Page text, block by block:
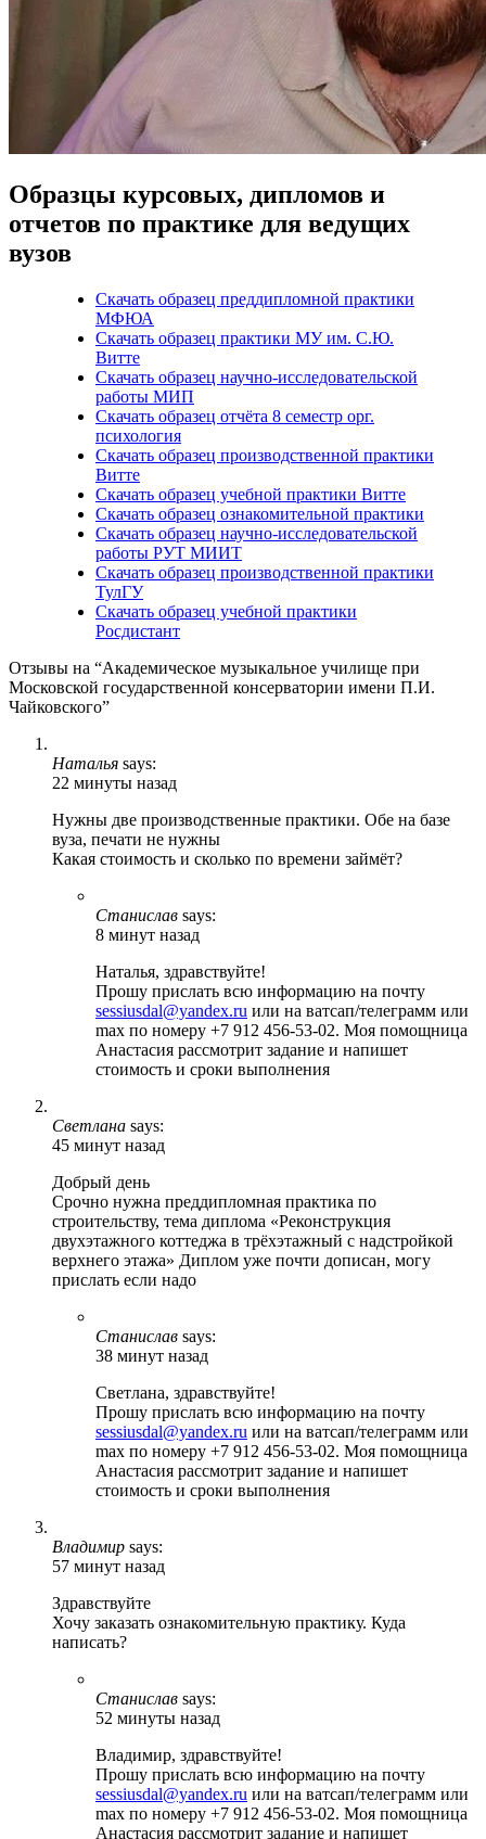
Образцы курсовых, дипломов и
отчетов по практике для ведущих
вузов
Скачать образец преддипломной практики
МФЮА
Скачать образец практики МУ им. С.Ю.
Витте
Скачать образец научно-исследовательской
работы МИП
Скачать образец отчёта 8 семестр орг.
психология
Скачать образец производственной практики
Витте
Скачать образец учебной практики Витте
Скачать образец ознакомительной практики
Скачать образец научно-исследовательской
работы РУТ МИИТ
Скачать образец производственной практики
ТулГУ
Скачать образец учебной практики
Росдистант
Отзывы на “Академическое музыкальное училище при
Московской государственной консерватории имени П.И.
Чайковского”
Наталья says:
22 минуты назад
Нужны две производственные практики. Обе на базе
вуза, печати не нужны
Какая стоимость и сколько по времени займёт?
Станислав says:
8 минут назад
Наталья, здравствуйте!
Прошу прислать всю информацию на почту
sessiusdal@yandex.ru или на ватсап/телеграмм или
max по номеру +7 912 456-53-02. Моя помощница
Анастасия рассмотрит задание и напишет
стоимость и сроки выполнения
Светлана says:
45 минут назад
Добрый день
Срочно нужна преддипломная практика по
строительству, тема диплома «Реконструкция
двухэтажного коттеджа в трёхэтажный с надстройкой
верхнего этажа» Диплом уже почти дописан, могу
прислать если надо
Станислав says:
38 минут назад
Светлана, здравствуйте!
Прошу прислать всю информацию на почту
sessiusdal@yandex.ru или на ватсап/телеграмм или
max по номеру +7 912 456-53-02. Моя помощница
Анастасия рассмотрит задание и напишет
стоимость и сроки выполнения
Владимир says:
57 минут назад
Здравствуйте
Хочу заказать ознакомительную практику. Куда
написать?
Станислав says:
52 минуты назад
Владимир, здравствуйте!
Прошу прислать всю информацию на почту
sessiusdal@yandex.ru или на ватсап/телеграмм или
max по номеру +7 912 456-53-02. Моя помощница
Анастасия рассмотрит задание и напишет